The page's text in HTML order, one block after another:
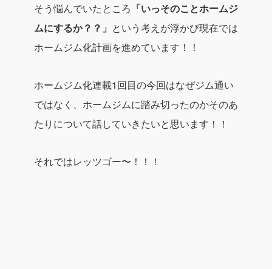
そう悩んでいたところ 「いっそのことホームジ
ムにするか？？」 という考えが浮かび現在では
ホームジム化計画を進めています！！
ホームジム化連載1回目の今回はなぜジム通い
ではなく、ホームジムに踏み切ったのかそのあ
たりについて話していきたいと思います！！
それではレッツゴー〜！！！